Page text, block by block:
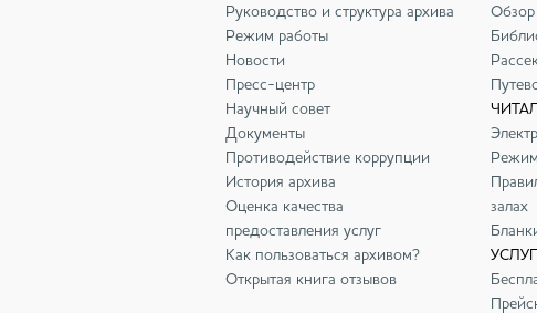
Руководство и структура архива
Режим работы
Новости
Пресс-центр
Научный совет
Документы
Противодействие коррупции
История архива
Оценка качества
предоставления услуг
Как пользоваться архивом?
Открытая книга отзывов
залах